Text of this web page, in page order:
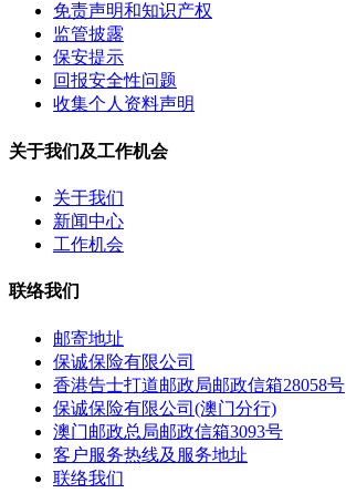
免责声明和知识产权
监管披露
保安提示
回报安全性问题
收集个人资料声明
关于我们及工作机会
关于我们
新闻中心
工作机会
联络我们
邮寄地址
保诚保险有限公司
香港告士打道邮政局邮政信箱28058号
保诚保险有限公司(澳门分行)
澳门邮政总局邮政信箱3093号
客户服务热线及服务地址
联络我们